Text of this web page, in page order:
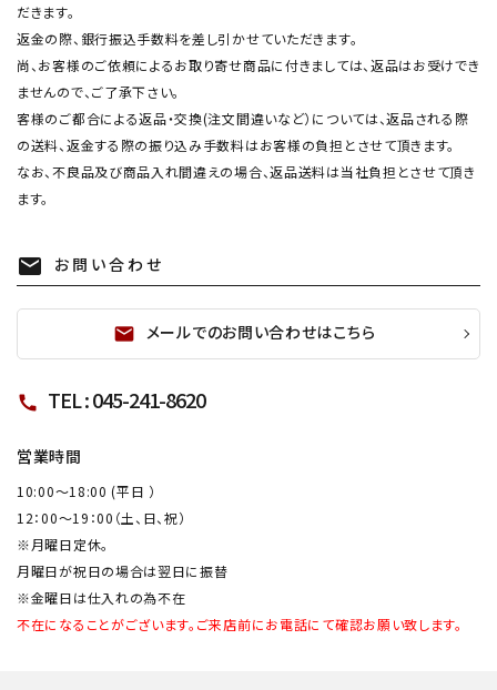
だきます。
返金の際、銀行振込手数料を差し引かせていただきます。
尚、お客様のご依頼によるお取り寄せ商品に付きましては、返品はお受けでき
ませんので、ご了承下さい。
客様のご都合による返品・交換(注文間違いなど）については、返品される際
の送料、返金する際の振り込み手数料はお客様の負担とさせて頂きます。
なお、不良品及び商品入れ間違えの場合、返品送料は当社負担とさせて頂き
ます。
mail お問い合わせ
mail メールでのお問い合わせはこちら
call TEL : 045-241-8620
営業時間
10:00～18:00 (平日 ）
12：00～19：00（土、日、祝）
※月曜日定休。
月曜日が祝日の場合は翌日に振替
※金曜日は仕入れの為不在
不在になることがございます。ご来店前にお電話にて確認お願い致します。